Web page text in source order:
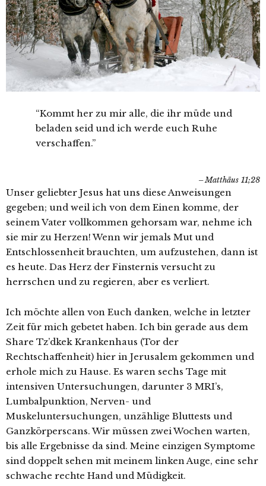
“Kommt her zu mir alle, die ihr müde und
beladen seid und ich werde euch Ruhe
verschaffen.”
Matthäus 11;28
Unser geliebter Jesus hat uns diese Anweisungen
gegeben; und weil ich von dem Einen komme, der
seinem Vater vollkommen gehorsam war, nehme ich
sie mir zu Herzen! Wenn wir jemals Mut und
Entschlossenheit brauchten, um aufzustehen, dann ist
es heute. Das Herz der Finsternis versucht zu
herrschen und zu regieren, aber es verliert.
Ich möchte allen von Euch danken, welche in letzter
Zeit für mich gebetet haben. Ich bin gerade aus dem
Share Tz’dkek Krankenhaus (Tor der
Rechtschaffenheit) hier in Jerusalem gekommen und
erhole mich zu Hause. Es waren sechs Tage mit
intensiven Untersuchungen, darunter 3 MRI’s,
Lumbalpunktion, Nerven- und
Muskeluntersuchungen, unzählige Bluttests und
Ganzkörperscans. Wir müssen zwei Wochen warten,
bis alle Ergebnisse da sind. Meine einzigen Symptome
sind doppelt sehen mit meinem linken Auge, eine sehr
schwache rechte Hand und Müdigkeit.